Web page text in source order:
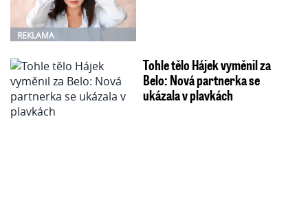
REKLAMA
Tohle tělo Hájek vyměnil za
Belo: Nová partnerka se
ukázala v plavkách